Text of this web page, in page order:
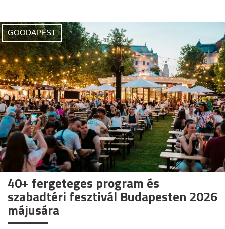
GOODAPEST
40+ fergeteges program és
szabadtéri fesztivál Budapesten 2026
májusára